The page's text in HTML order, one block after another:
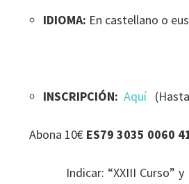
IDIOMA: En castellano o
INSCRIPCIÓN: Aquí(Hasta
Abona 10€ ES79 3035 0060
Indicar: “XXIII Curso” y